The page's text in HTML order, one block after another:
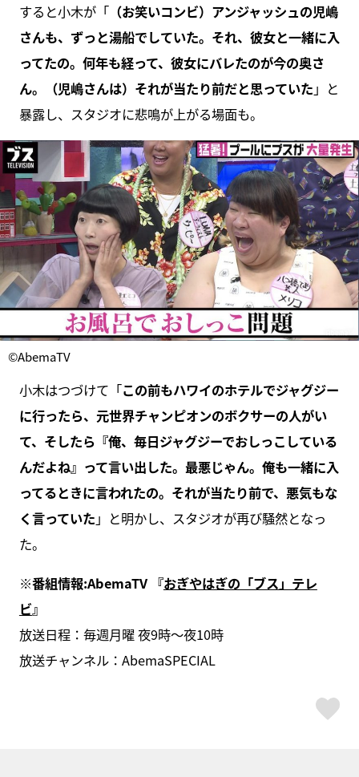
すると小木が「（お笑いコンビ）アンジャッシュの児嶋
さんも、ずっと湯船でしていた。それ、彼女と一緒に入
ってたの。何年も経って、彼女にバレたのが今の奥さ
ん。（児嶋さんは）それが当たり前だと思っていた 」と
暴露し、スタジオに悲鳴が上がる場面も。
©AbemaTV
小木はつづけて「この前もハワイのホテルでジャグジー
に行ったら、元世界チャンピオンのボクサーの人がい
て、そしたら『俺、毎日ジャグジーでおしっこしている
んだよね』って言い出した。最悪じゃん。俺も一緒に入
ってるときに言われたの。それが当たり前で、悪気もな
く言っていた 」と明かし、スタジオが再び騒然となっ
た。
※番組情報:AbemaTV 『おぎやはぎの「ブス」テレ
ビ』
放送日程：毎週月曜 夜9時～夜10時
放送チャンネル：AbemaSPECIAL